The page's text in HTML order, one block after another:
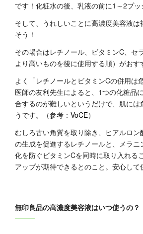
です！化粧水の後、乳液の前に1～2プッ
そして、うれしいことに高濃度美容液は
そう！
その場合はレチノール、ビタミンC、セ
より高いものを後に使用する順）がおす
よく「レチノールとビタミンCの併用は
医師の友利先生によると、1つの化粧品
合するのが難しいというだけで、肌には
うです。（参考： VoCE）
むしろ古い角質を取り除き、ヒアルロ
の生成を促進するレチノールと、メラニ
化を防ぐビタミンCを同時に取り入れる
アップが期待できるとのこと。安心して
無印良品の高濃度美容液はいつ使うの？